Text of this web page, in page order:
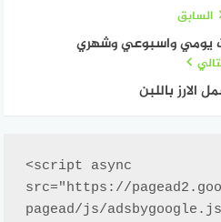
السابق
يومي واسبوعي وشهري
الارز باللبن
<script async
src="https://
pagead/js/